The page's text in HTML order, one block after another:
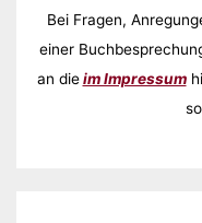
Bei Fragen,
einer
an die im Impressum